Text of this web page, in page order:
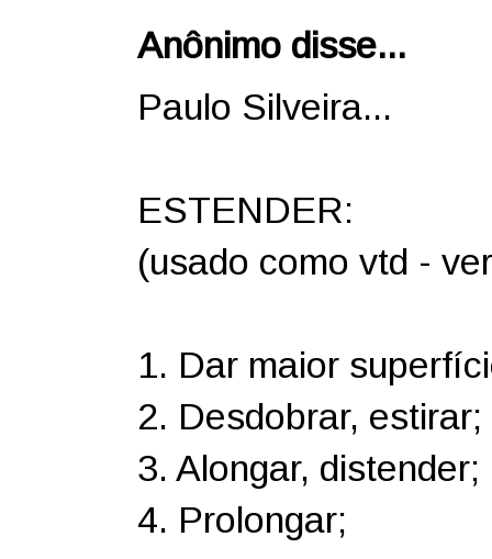
Anônimo disse...
Paulo Silveira...
ESTENDER:
(usado como vtd -
1. Dar maior
2. Desdobrar, estirar;
3. Alongar, distender;
4. Prolongar;